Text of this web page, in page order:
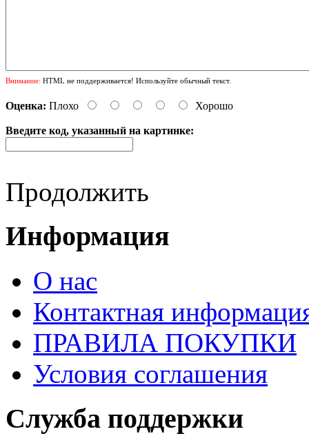
Внимание: HTML не поддерживается! Используйте обычный текст.
Оценка: Плохо Хорошо
Введите код, указанный на картинке:
Продолжить
Информация
О нас
Контактная
ПРАВИЛА ПОКУПКИ
Условия соглашения
Служба поддержки